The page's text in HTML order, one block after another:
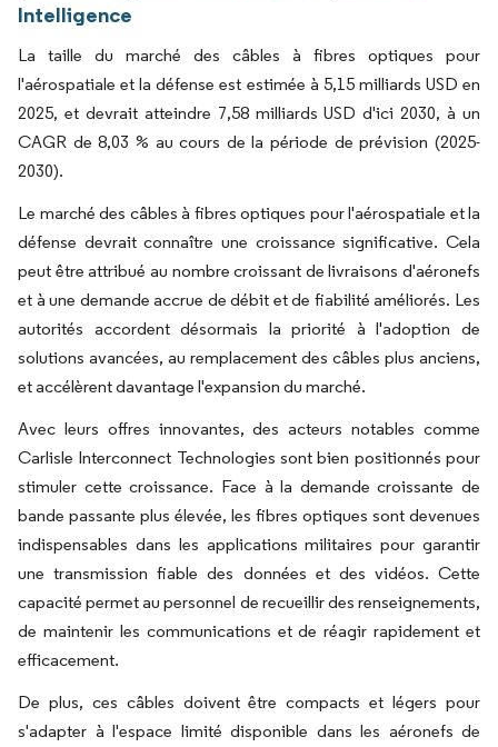
Intelligence
La taille du marché des câbles à fibres optiques pour
l'aérospatiale et la défense est estimée à 5,15 milliards USD en
2025, et devrait atteindre 7,58 milliards USD d'ici 2030, à un
CAGR de 8,03 % au cours de la période de prévision (2025-
2030).
Le marché des câbles à fibres optiques pour l'aérospatiale et la
défense devrait connaître une croissance significative. Cela
peut être attribué au nombre croissant de livraisons d'aéronefs
et à une demande accrue de débit et de fiabilité améliorés. Les
autorités accordent désormais la priorité à l'adoption de
solutions avancées, au remplacement des câbles plus anciens,
et accélèrent davantage l'expansion du marché.
Avec leurs offres innovantes, des acteurs notables comme
Carlisle Interconnect Technologies sont bien positionnés pour
stimuler cette croissance. Face à la demande croissante de
bande passante plus élevée, les fibres optiques sont devenues
indispensables dans les applications militaires pour garantir
une transmission fiable des données et des vidéos. Cette
capacité permet au personnel de recueillir des renseignements,
de maintenir les communications et de réagir rapidement et
efficacement.
De plus, ces câbles doivent être compacts et légers pour
s'adapter à l'espace limité disponible dans les aéronefs de